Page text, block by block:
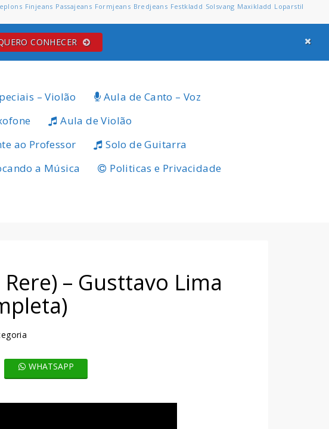
Finjeans Passajeans Formjeans Bredjeans Festkladd Solsvang Maxikladd Loparstil
CONHECER
– Violão
Aula de Canto – Voz
Aula de Violão
ao Professor
Solo de Guitarra
a Música
Politicas e Privacidade
– Gusttavo Lima
WHATSAPP